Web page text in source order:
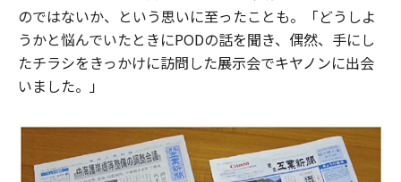
のではないか、という思いに至ったことも。「どうしよ
うかと悩んでいたときにPODの話を聞き、偶然、手にし
たチラシをきっかけに訪問した展示会でキヤノンに出会
いました。」